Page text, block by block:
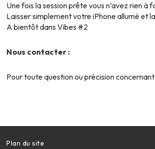
Une fois la session prête vous n’avez rien à
Laisser simplement votre iPhone allumé et
A bientôt dans Vibes #2
Nous contacter :
Pour toute question ou précision
Plan du site